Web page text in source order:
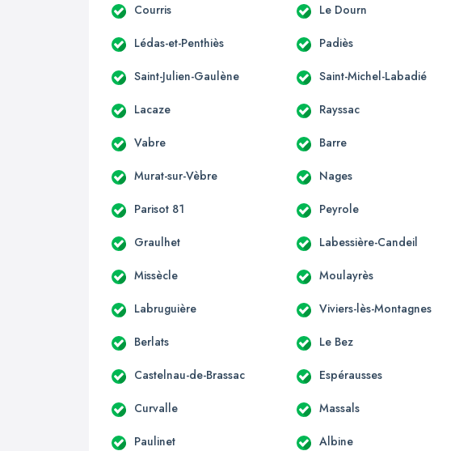
Courris Le Dourn
Lédas-et-Penthiès Padiès
Saint-Julien-Gaulène Saint-Michel-Labadié
Lacaze Rayssac
Vabre Barre
Murat-sur-Vèbre Nages
Parisot 81 Peyrole
Graulhet Labessière-Candeil
Missècle Moulayrès
Labruguière Viviers-lès-Montagnes
Berlats Le Bez
Castelnau-de-Brassac Espérausses
Curvalle Massals
Paulinet Albine